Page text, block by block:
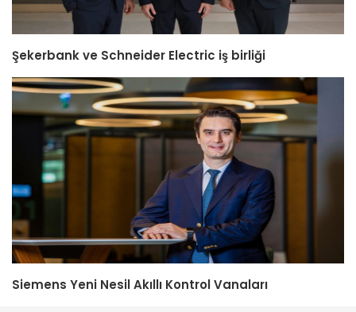
Şekerbank ve Schneider Electric iş birliği
Siemens Yeni Nesil Akıllı Kontrol Vanaları